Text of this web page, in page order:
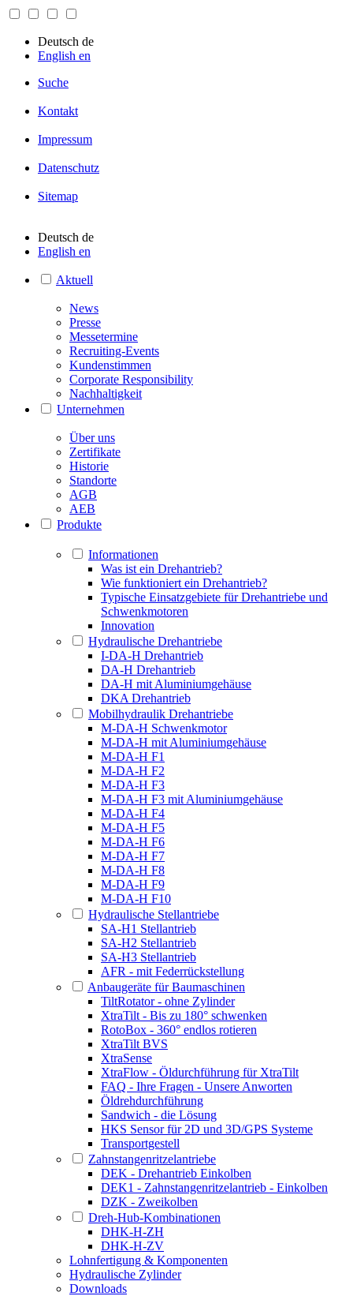
Deutsch de
English en
Suche
Kontakt
Impressum
Datenschutz
Sitemap
Deutsch de
English en
Aktuell
News
Presse
Messetermine
Recruiting-Events
Kundenstimmen
Corporate Responsibility
Nachhaltigkeit
Unternehmen
Über uns
Zertifikate
Historie
Standorte
AGB
AEB
Produkte
Informationen
Was ist ein Drehantrieb?
Wie funktioniert ein Drehantrieb?
Typische Einsatzgebiete für Drehantriebe und
Schwenkmotoren
Innovation
Hydraulische Drehantriebe
I-DA-H Drehantrieb
DA-H Drehantrieb
DA-H mit Aluminiumgehäuse
DKA Drehantrieb
Mobilhydraulik Drehantriebe
M-DA-H Schwenkmotor
M-DA-H mit Aluminiumgehäuse
M-DA-H F1
M-DA-H F2
M-DA-H F3
M-DA-H F3 mit Aluminiumgehäuse
M-DA-H F4
M-DA-H F5
M-DA-H F6
M-DA-H F7
M-DA-H F8
M-DA-H F9
M-DA-H F10
Hydraulische Stellantriebe
SA-H1 Stellantrieb
SA-H2 Stellantrieb
SA-H3 Stellantrieb
AFR - mit Federrückstellung
Anbaugeräte für Baumaschinen
TiltRotator - ohne Zylinder
XtraTilt - Bis zu 180° schwenken
RotoBox - 360° endlos rotieren
XtraTilt BVS
XtraSense
XtraFlow - Öldurchführung für XtraTilt
FAQ - Ihre Fragen - Unsere Anworten
Öldrehdurchführung
Sandwich - die Lösung
HKS Sensor für 2D und 3D/GPS Systeme
Transportgestell
Zahnstangenritzelantriebe
DEK - Drehantrieb Einkolben
DEK1 - Zahnstangenritzelantrieb - Einkolben
DZK - Zweikolben
Dreh-Hub-Kombinationen
DHK-H-ZH
DHK-H-ZV
Lohnfertigung & Komponenten
Hydraulische Zylinder
Downloads